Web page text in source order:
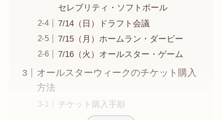
セレブリティ・ソフトボール
7/14（日）ドラフト会議
7/15（月）ホームラン・ダービー
7/16（火）オールスター・ゲーム
オールスターウィークのチケット購入
方法
チケット購入手順